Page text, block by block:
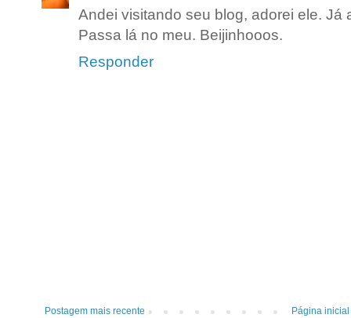
Andei visitando seu blog, adorei ele. Já
Passa lá no meu. Beijinhooos.
Responder
Postagem mais recente Página inicial